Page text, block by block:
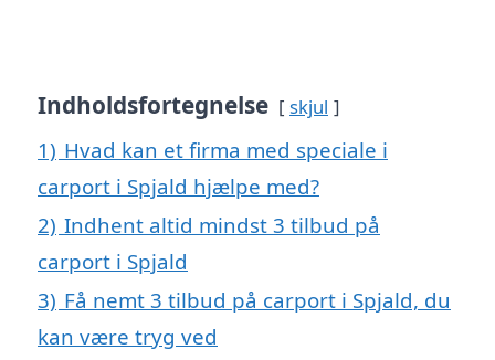
Indholdsfortegnelse skjul
1) Hvad kan et firma med speciale i
carport i Spjald hjælpe med?
2) Indhent altid mindst 3 tilbud på
carport i Spjald
3) Få nemt 3 tilbud på carport i Spjald, du
kan være tryg ved